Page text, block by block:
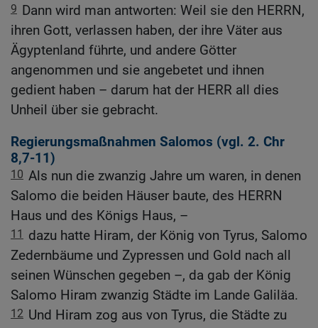
9 Dann wird man antworten: Weil sie den HERRN,
ihren Gott, verlassen haben, der ihre Väter aus
Ägyptenland führte, und andere Götter
angenommen und sie angebetet und ihnen
gedient haben – darum hat der HERR all dies
Unheil über sie gebracht.
Regierungsmaßnahmen Salomos (vgl. 2. Chr
8,7-11)
10 Als nun die zwanzig Jahre um waren, in denen
Salomo die beiden Häuser baute, des HERRN
Haus und des Königs Haus, –
11
dazu hatte Hiram, der König von Tyrus, Salomo
Zedernbäume und Zypressen und Gold nach all
seinen Wünschen gegeben –, da gab der König
Salomo Hiram zwanzig Städte im Lande Galiläa.
12 Und Hiram zog aus von Tyrus, die Städte zu